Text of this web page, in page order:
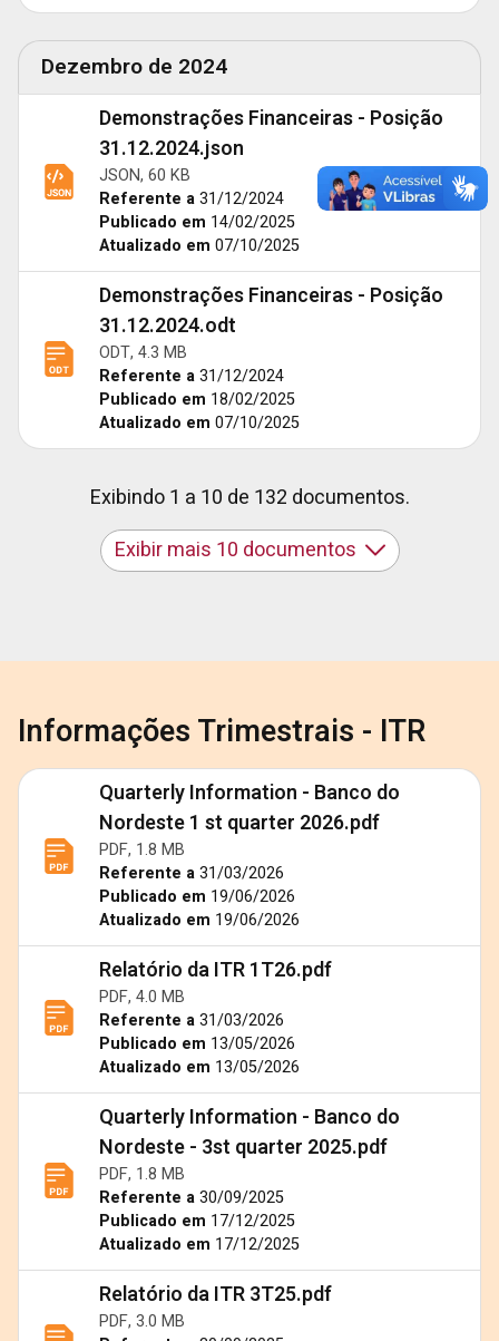
Dezembro de 2024
Demonstrações Financeiras - Posição
31.12.2024.json
JSON, 60 KB
Referente a31/12/2024
Publicado em 14/02/2025
Atualizado em 07/10/2025
Demonstrações Financeiras - Posição
31.12.2024.odt
ODT, 4.3 MB
Referente a31/12/2024
Publicado em 18/02/2025
Atualizado em 07/10/2025
Exibindo 1 a 10 de 132 documentos.
Exibir mais 10 documentos
Informações Trimestrais - ITR
Quarterly Information - Banco do
Nordeste 1 st quarter 2026.pdf
PDF, 1.8 MB
Referente a31/03/2026
Publicado em 19/06/2026
Atualizado em 19/06/2026
Relatório da ITR 1T26.pdf
PDF, 4.0 MB
Referente a31/03/2026
Publicado em 13/05/2026
Atualizado em 13/05/2026
Quarterly Information - Banco do
Nordeste - 3st quarter 2025.pdf
PDF, 1.8 MB
Referente a30/09/2025
Publicado em 17/12/2025
Atualizado em 17/12/2025
Relatório da ITR 3T25.pdf
PDF, 3.0 MB